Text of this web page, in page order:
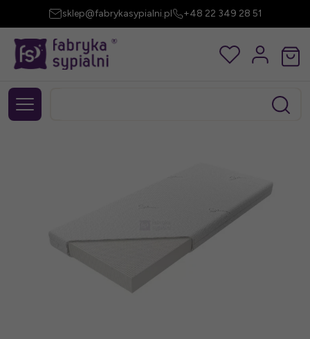
sklep@fabrykasypialni.pl +48 22 349 28 51